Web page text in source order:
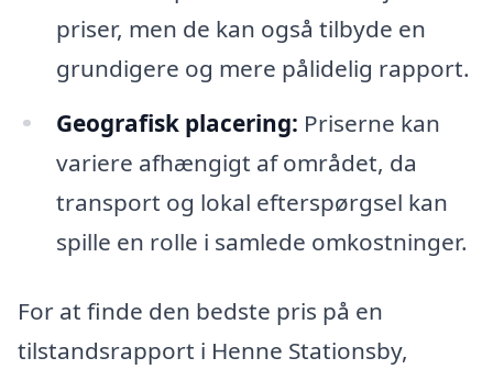
priser, men de kan også tilbyde en
grundigere og mere pålidelig rapport.
Geografisk placering: Priserne kan
variere afhængigt af området, da
transport og lokal efterspørgsel kan
spille en rolle i samlede omkostninger.
For at finde den bedste pris på en
tilstandsrapport i Henne Stationsby,